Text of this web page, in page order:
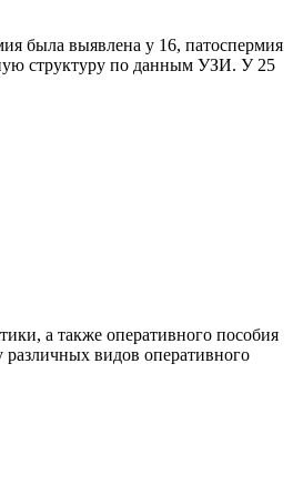
была выявлена у 16, патоспермия
структуру по данным УЗИ. У 25
а также оперативного пособия
видов оперативного